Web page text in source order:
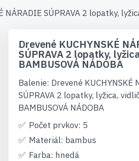
NÁRADIE SÚPRAVA 2 lopatky,
Drevené KUCHYNSKÉ
SÚPRAVA 2 lopatky,
BAMBUSOVÁ NÁDOBA
Balenie: Drevené KUCHYNSKÉ
SÚPRAVA 2 lopatky, lyžica,
BAMBUSOVÁ NÁDOBA
Počet prvkov: 5
Materiál: bambus
Farba: hnedá